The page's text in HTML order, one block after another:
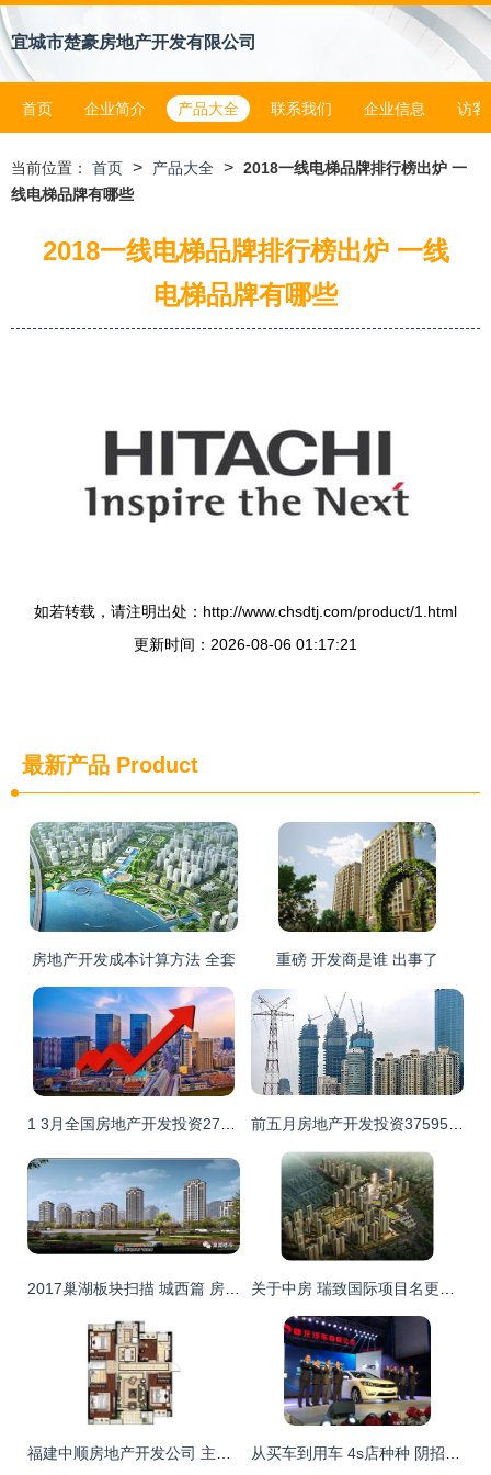
宜城市楚豪房地产开发有限公司
首页 企业简介 产品大全 联系我们 企业信息 访客
当前位置： 首页 > 产品大全 > 2018一线电梯品牌排行榜出炉 一
线电梯品牌有哪些
2018一线电梯品牌排行榜出炉 一线
电梯品牌有哪些
如若转载，请注明出处：http://www.chsdtj.com/product/1.html
更新时间：2026-08-06 01:17:21
最新产品 Product
房地产开发成本计算方法 全套 重磅 开发商是谁 出事了